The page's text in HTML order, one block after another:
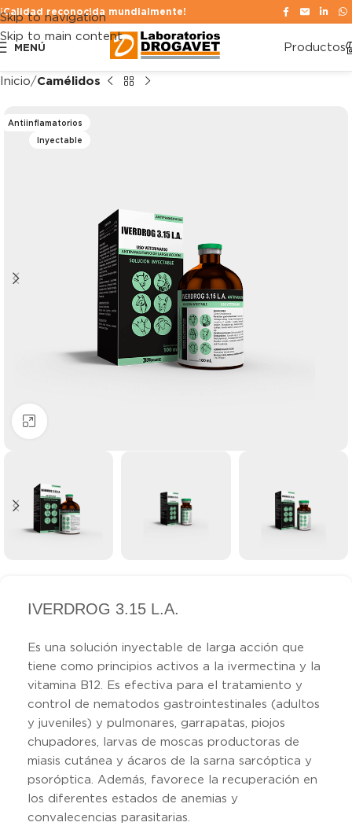
Skip to navigation
Skip to main content
¡Calidad reconocida mundialmente!
MENÚ Productos
Inicio Camélidos
Antiinflamatorios
Inyectable
IVERDROG 3.15 L.A.
Es una solución inyectable de larga acción que
tiene como principios activos a la ivermectina y la
vitamina B12. Es efectiva para el tratamiento y
control de nematodos gastrointestinales (adultos
y juveniles) y pulmonares, garrapatas, piojos
chupadores, larvas de moscas productoras de
miasis cutánea y ácaros de la sarna sarcóptica y
psoróptica. Además, favorece la recuperación en
los diferentes estados de anemias y
convalecencias parasitarias.